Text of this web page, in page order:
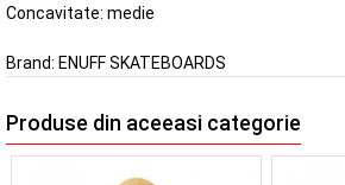
Concavitate: medie
Brand: ENUFF SKATEBOARDS
Produse din aceeasi categorie